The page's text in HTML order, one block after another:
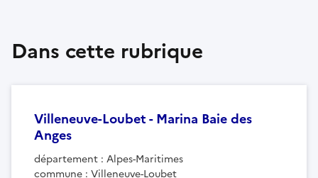
Dans cette rubrique
Villeneuve-Loubet - Marina Baie des
Anges
département : Alpes-Maritimes
commune : Villeneuve-Loubet